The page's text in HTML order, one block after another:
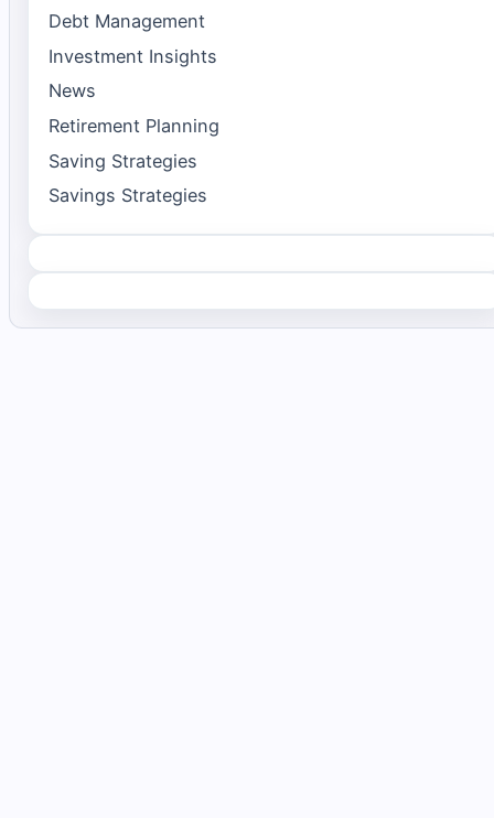
Debt Management
Investment Insights
News
Retirement Planning
Saving Strategies
Savings Strategies